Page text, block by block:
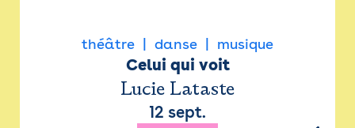
théâtre danse musique
Celui qui voit
Lucie Lataste
12 sept.